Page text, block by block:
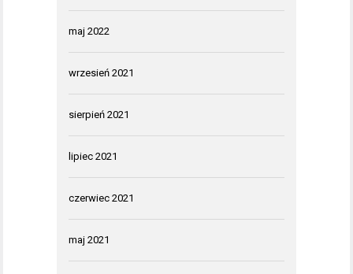
maj 2022
wrzesień 2021
sierpień 2021
lipiec 2021
czerwiec 2021
maj 2021